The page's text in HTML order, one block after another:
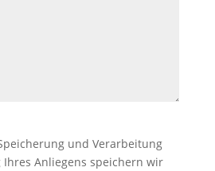
und Verarbeitung
Anliegens speichern wir